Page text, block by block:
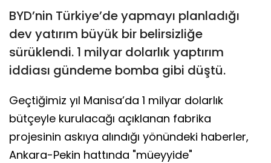
BYD’nin Türkiye’de yapmayı planladığı
dev yatırım büyük bir belirsizliğe
sürüklendi. 1 milyar dolarlık yaptırım
iddiası gündeme bomba gibi düştü.
Geçtiğimiz yıl Manisa’da 1 milyar dolarlık
bütçeyle kurulacağı açıklanan fabrika
projesinin askıya alındığı yönündeki haberler,
Ankara-Pekin hattında "müeyyide"